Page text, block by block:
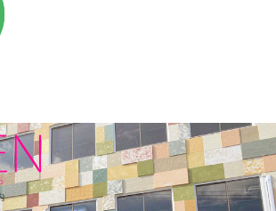
きめで使いやすい！カラフルオーバルボー
のアップル柄とラフランス柄の小さめテ
ました♪数量限定販売中！！